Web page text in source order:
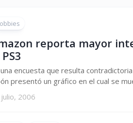
reporta mayor
una encuesta que resulta
presentó un gráfico en el cual se
2006